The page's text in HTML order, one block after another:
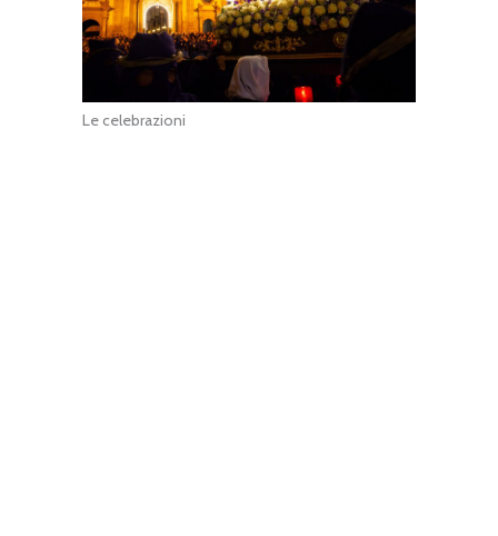
Le celebrazioni